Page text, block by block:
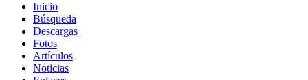
Inicio
Búsqueda
Descargas
Fotos
Artículos
Noticias